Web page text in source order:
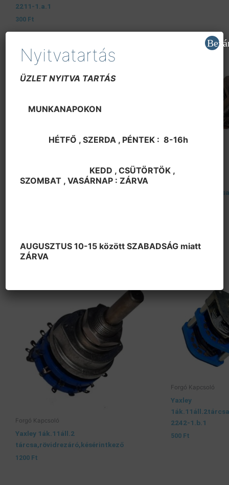
2211-1.a.1
300 Ft
Forgó Kapcsoló
Yaxley 1ák.11áll.2
tárcsa,rövidrezáró,késérintkező
1200 Ft
Forgó Kapcsoló
Yaxley
2242-1.b.1
500 Ft
Nyitvatartás
ÜZLET NYITVA TARTÁS
MUNKANAPOKON
HÉTFŐ , SZERDA , PÉNTEK : 8-16h
KEDD , CSÜTÖRTÖK ,
SZOMBAT , VASÁRNAP : ZÁRVA
AUGUSZTUS 10-15 között SZABADSÁG miatt
ZÁRVA